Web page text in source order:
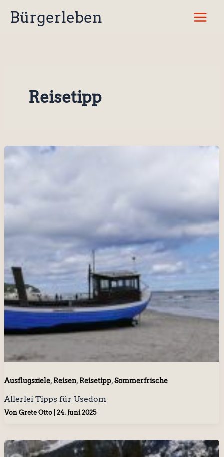
InhaltBürgerleben
Reisetipp
Ausflugsziele,Reisen,Reisetipp,Sommerfrische
Allerlei Tipps für Usedom
Von Grete Otto 24. Juni 2025